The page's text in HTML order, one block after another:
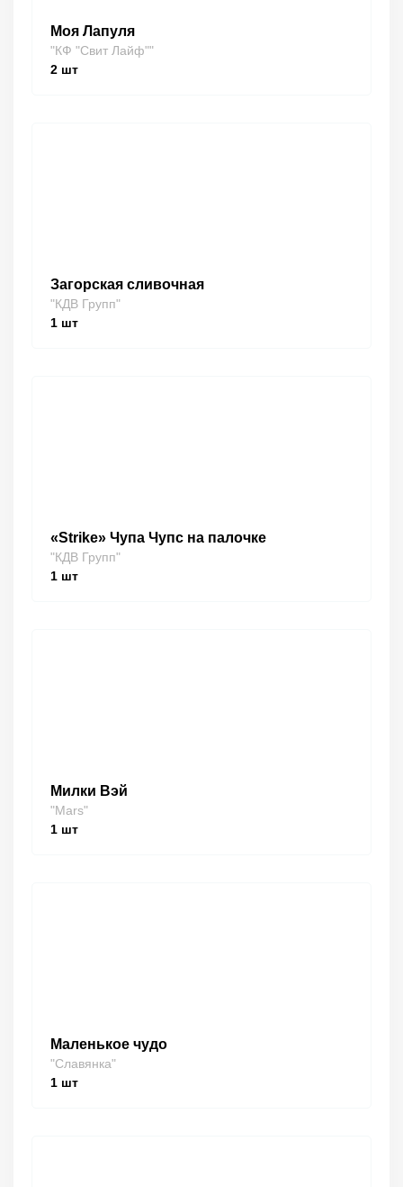
Моя Лапуля
"КФ "Свит Лайф""
2 шт
Загорская сливочная
"КДВ Групп"
1 шт
«Strike» Чупа Чупс на палочке
"КДВ Групп"
1 шт
Милки Вэй
"Mars"
1 шт
Маленькое чудо
"Славянка"
1 шт